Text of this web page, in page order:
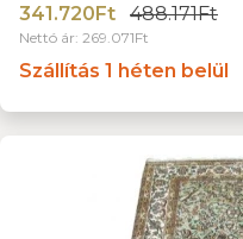
341.720Ft 488.171Ft
Nettó ár: 269.071Ft
Szállítás 1 héten belül